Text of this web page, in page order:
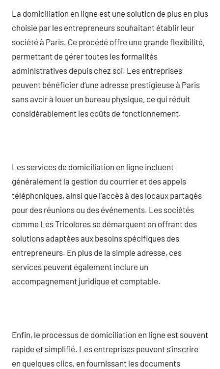
La domiciliation en ligne est une solution de plus en plus
choisie par les entrepreneurs souhaitant établir leur
société à Paris. Ce procédé offre une grande flexibilité,
permettant de gérer toutes les formalités
administratives depuis chez soi. Les entreprises
peuvent bénéficier d’une adresse prestigieuse à Paris
sans avoir à louer un bureau physique, ce qui réduit
considérablement les coûts de fonctionnement.
Les services de domiciliation en ligne incluent
généralement la gestion du courrier et des appels
téléphoniques, ainsi que l’accès à des locaux partagés
pour des réunions ou des événements. Les sociétés
comme Les Tricolores se démarquent en offrant des
solutions adaptées aux besoins spécifiques des
entrepreneurs. En plus de la simple adresse, ces
services peuvent également inclure un
accompagnement juridique et comptable.
Enfin, le processus de domiciliation en ligne est souvent
rapide et simplifié. Les entreprises peuvent s’inscrire
en quelques clics, en fournissant les documents